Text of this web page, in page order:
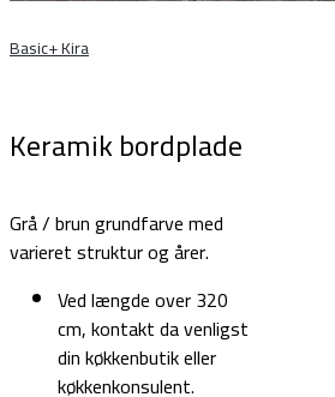
Basic+ Kira
Keramik bordplade
Grå / brun grundfarve med
varieret struktur og årer.
Ved længde over 320
cm, kontakt da venligst
din køkkenbutik eller
køkkenkonsulent.